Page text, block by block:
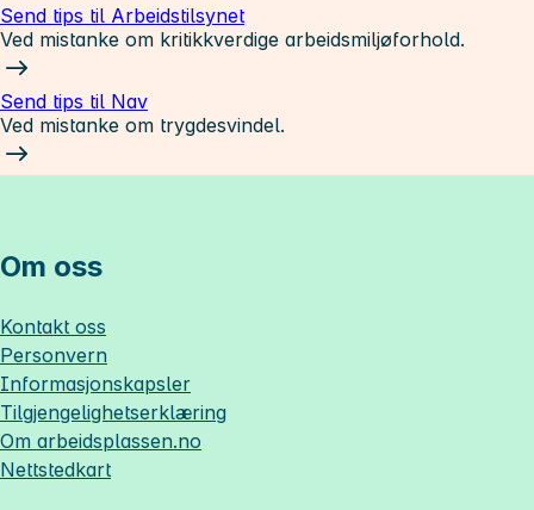
Send tips til Arbeidstilsynet
Ved mistanke om kritikkverdige arbeidsmiljøforhold.
Send tips til Nav
Ved mistanke om trygdesvindel.
Om oss
Kontakt oss
Personvern
Informasjonskapsler
Tilgjengelighetserklæring
Om arbeidsplassen.no
Nettstedkart